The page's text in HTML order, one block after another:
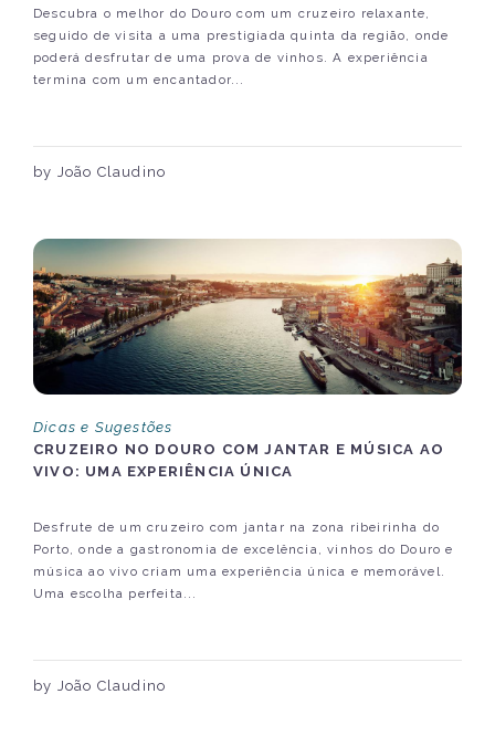
Descubra o melhor do Douro com um cruzeiro relaxante,
seguido de visita a uma prestigiada quinta da região, onde
poderá desfrutar de uma prova de vinhos. A experiência
termina com um encantador...
by João Claudino
Dicas e Sugestões
CRUZEIRO NO DOURO COM JANTAR E MÚSICA AO
VIVO: UMA EXPERIÊNCIA ÚNICA
Desfrute de um cruzeiro com jantar na zona ribeirinha do
Porto, onde a gastronomia de excelência, vinhos do Douro e
música ao vivo criam uma experiência única e memorável.
Uma escolha perfeita...
by João Claudino